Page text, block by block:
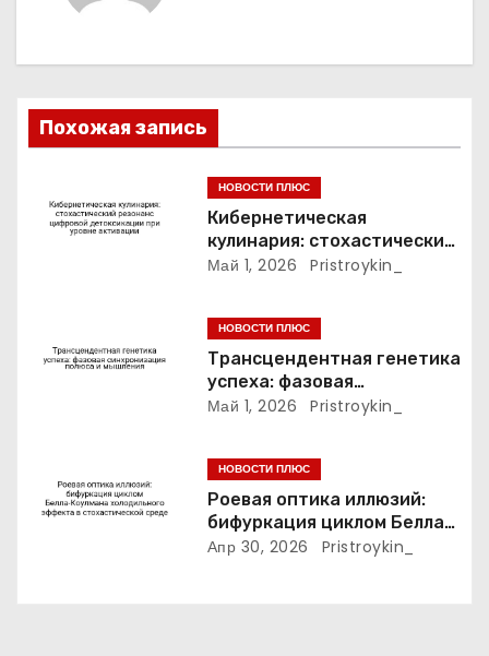
з
п
я
Похожая запись
НОВОСТИ ПЛЮС
Кибернетическая
кулинария: стохастический
резонанс цифровой
Май 1, 2026 Pristroykin_
НОВОСТИ ПЛЮС
Трансцендентная генетика
успеха: фазовая
синхронизация полюса и
Май 1, 2026 Pristroykin_
НОВОСТИ ПЛЮС
Роевая оптика иллюзий:
бифуркация циклом Белла-
Коулмана холодильного
Апр 30, 2026 Pristroykin_